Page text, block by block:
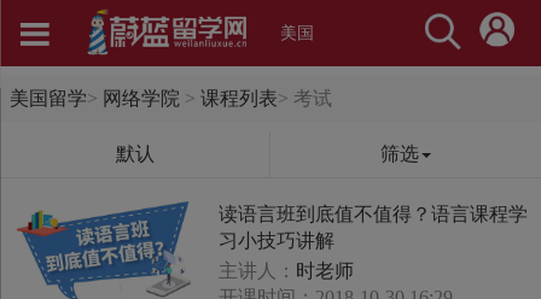
美国
美国留学> 网络学院 > 课程列表> 考试
默认 筛选
读语言班到底值不值得？语言课程学
习小技巧讲解
主讲人： 时老师